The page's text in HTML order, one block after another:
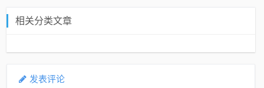
相关分类文章
发表评论